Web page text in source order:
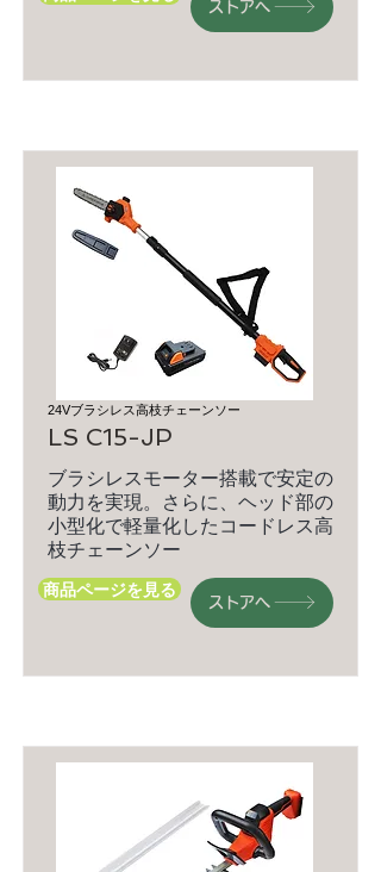
ストアへ
24Vブラシレス高枝チェーンソー
LS C15-JP
ブラシレスモーター搭載で安定の
動力を実現。さらに、ヘッド部の
小型化で軽量化したコードレス高
枝チェーンソー
商品ページを見る
ストアへ